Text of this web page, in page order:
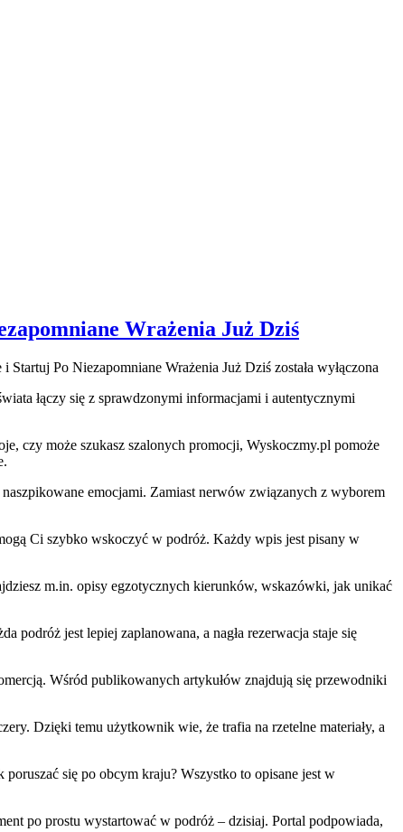
Wrażenia Już Dziś
Po Niezapomniane Wrażenia Już Dziś została wyłączona
łączy się z sprawdzonymi informacjami i autentycznymi
czy może szukasz szalonych promocji, Wyskoczmy.pl pomoże
emocjami. Zamiast nerwów związanych z wyborem
Ci szybko wskoczyć w podróż. Każdy wpis jest pisany w
m.in. opisy egzotycznych kierunków, wskazówki, jak unikać
jest lepiej zaplanowana, a nagła rezerwacja staje się
Wśród publikowanych artykułów znajdują się przewodniki
Dzięki temu użytkownik wie, że trafia na rzetelne materiały, a
się po obcym kraju? Wszystko to opisane jest w
po prostu wystartować w podróż – dzisiaj. Portal podpowiada,